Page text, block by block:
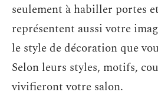
seulement à habiller portes
représentent aussi votre
le style de décoration que
Selon leurs styles, motifs,
vivifieront votre salon.